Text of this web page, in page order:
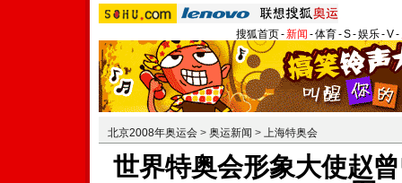
搜狐首页-新闻 -体育-S-娱乐-V-
北京2008年奥运会 > 奥运新闻 > 上海特奥会
世界特奥会形象大使赵